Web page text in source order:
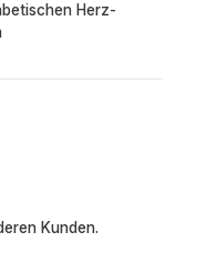
Herz-
5 Sternen
Kunden.